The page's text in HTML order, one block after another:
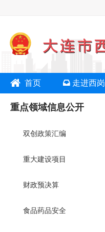
首页 走进西岗
重点领域信息公开
双创政策汇编
重大建设项目
财政预决算
食品药品安全